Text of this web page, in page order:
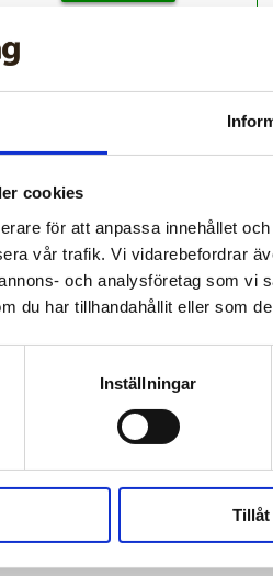
cookies
för att anpassa innehållet
vår trafik. Vi vidarebefordrar
och analysföretag som vi
du har tillhandahållit eller som
Inställningar
Tillåt
MONGOLIET